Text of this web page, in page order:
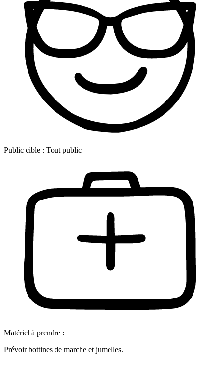
Public cible : Tout public
Matériel à prendre :
Prévoir bottines de marche et jumelles.